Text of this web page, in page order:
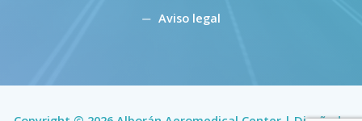
Aviso legal